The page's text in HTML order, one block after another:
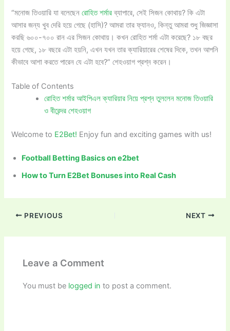
“মনোজ তিওয়ারি যা বলেছেনরোহিত শর্মার ব্যাপারে, সেই সিজন কোথায়? কি এটা
আসার জন্য খুব দেরি হয়ে গেছে (হাসি)? আমরা তার ফ্যানও, কিন্তু আমরা শুধু জিজ্ঞাসা
করছি ৬০০-৭০০ রান এর সিজন কোথায়। কখন রোহিত শর্মা এটা করেছে? ১৮ বছর
হয়ে গেছে, ১৮ বছরে এটা হয়নি, এখন যখন তার ক্যারিয়ারের শেষের দিকে, তখন আপনি
কীভাবে আশা করতে পারেন যে এটা হবে?” শেহওয়াগ প্রশ্ন করেন।
Table of Contents
রোহিত শর্মার আইপিএল ক্যারিয়ার নিয়ে প্রশ্ন তুললেন মনোজ তিওয়ারি
ও বীরেন্দর শেহওয়াগ
Welcome to E2Bet! Enjoy fun and exciting games with us!
Football Betting Basics on e2bet
How to Turn E2Bet Bonuses into Real Cash
PREVIOUS NEXT
Leave a Comment
You must be logged in to post a comment.